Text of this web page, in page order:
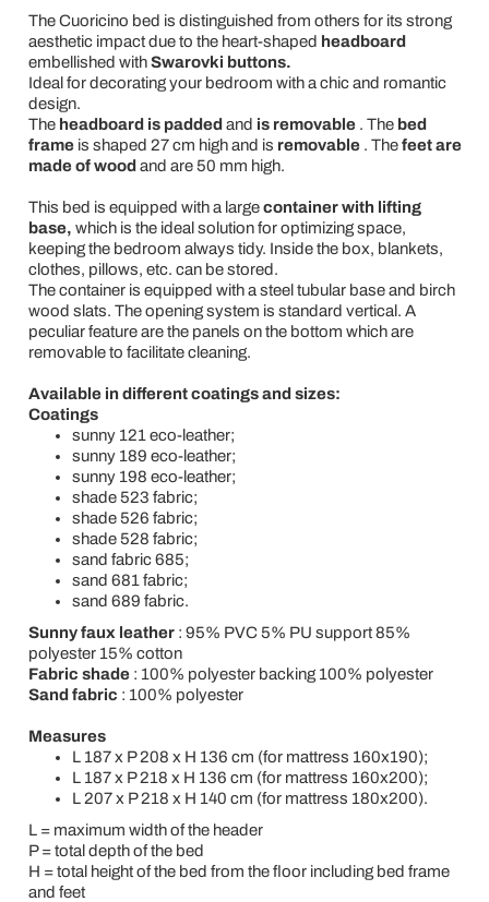
The Cuoricino bed is distinguished from others for its strong
aesthetic impact due to the heart-shaped headboard
embellished withSwarovki buttons.
Ideal for decorating your bedroom with a chic and romantic
design.
The headboard is padded and is removable. The bed
frameis shaped 27 cm high and is removable. Thefeet are
made of wood and are 50 mm high.
This bed is equipped with a largecontainer with lifting
base, which is the ideal solution for optimizing space,
keeping the bedroom always tidy. Inside the box, blankets,
clothes, pillows, etc. can be stored.
The container is equipped with a steel tubular base and birch
wood slats. The opening system is standard vertical. A
peculiar feature are the panels on the bottom which are
removable to facilitate cleaning.
Available in different coatings and sizes:
Coatings
sunny 121 eco-leather;
sunny 189 eco-leather;
sunny 198 eco-leather;
shade 523 fabric;
shade 526 fabric;
shade 528 fabric;
sand fabric 685;
sand 681 fabric;
sand 689 fabric.
Sunny faux leather: 95% PVC 5% PU support 85%
polyester 15% cotton
Fabric shade: 100% polyester backing 100% polyester
Sand fabric : 100% polyester
Measures
L 187 x P 208 x H 136 cm (for mattress 160x190);
L 187 x P 218 x H 136 cm (for mattress 160x200);
L 207 x P 218 x H 140 cm (for mattress 180x200).
L = maximum width of the header
P = total depth of the bed
H = total height of the bed from the floor including bed frame
and feet